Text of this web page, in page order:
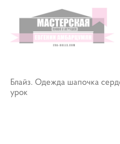
Блайз. Одежда шапочка
урок